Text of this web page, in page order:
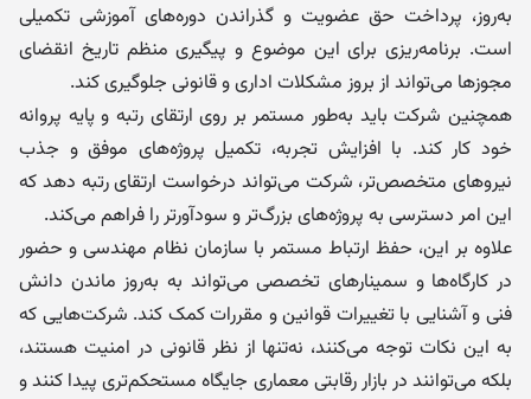
به‌روز، پرداخت حق عضویت و گذراندن دوره‌های آموزشی تکمیلی
است. برنامه‌ریزی برای این موضوع و پیگیری منظم تاریخ انقضای
مجوزها می‌تواند از بروز مشکلات اداری و قانونی جلوگیری کند.
همچنین شرکت باید به‌طور مستمر بر روی ارتقای رتبه و پایه پروانه
خود کار کند. با افزایش تجربه، تکمیل پروژه‌های موفق و جذب
نیروهای متخصص‌تر، شرکت می‌تواند درخواست ارتقای رتبه دهد که
این امر دسترسی به پروژه‌های بزرگ‌تر و سودآورتر را فراهم می‌کند.
علاوه بر این، حفظ ارتباط مستمر با سازمان نظام مهندسی و حضور
در کارگاه‌ها و سمینارهای تخصصی می‌تواند به به‌روز ماندن دانش
فنی و آشنایی با تغییرات قوانین و مقررات کمک کند. شرکت‌هایی که
به این نکات توجه می‌کنند، نه‌تنها از نظر قانونی در امنیت هستند،
بلکه می‌توانند در بازار رقابتی معماری جایگاه مستحکم‌تری پیدا کنند و